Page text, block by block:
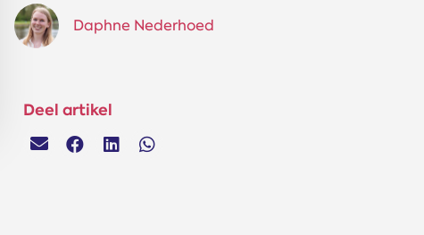
Daphne Nederhoed
Deel artikel